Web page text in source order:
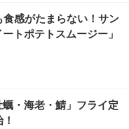
感がたまらない！サン
トポテトスムージー」
・海老・鯖」フライ定